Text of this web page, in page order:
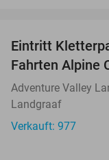
Eintritt
Fahrten Alpine
Adventure Valley
Landgraaf
Verkauft: 977